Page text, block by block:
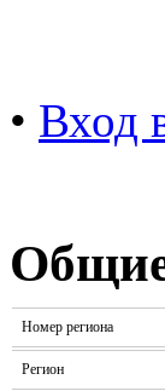
• Вход
Номер региона
Регион